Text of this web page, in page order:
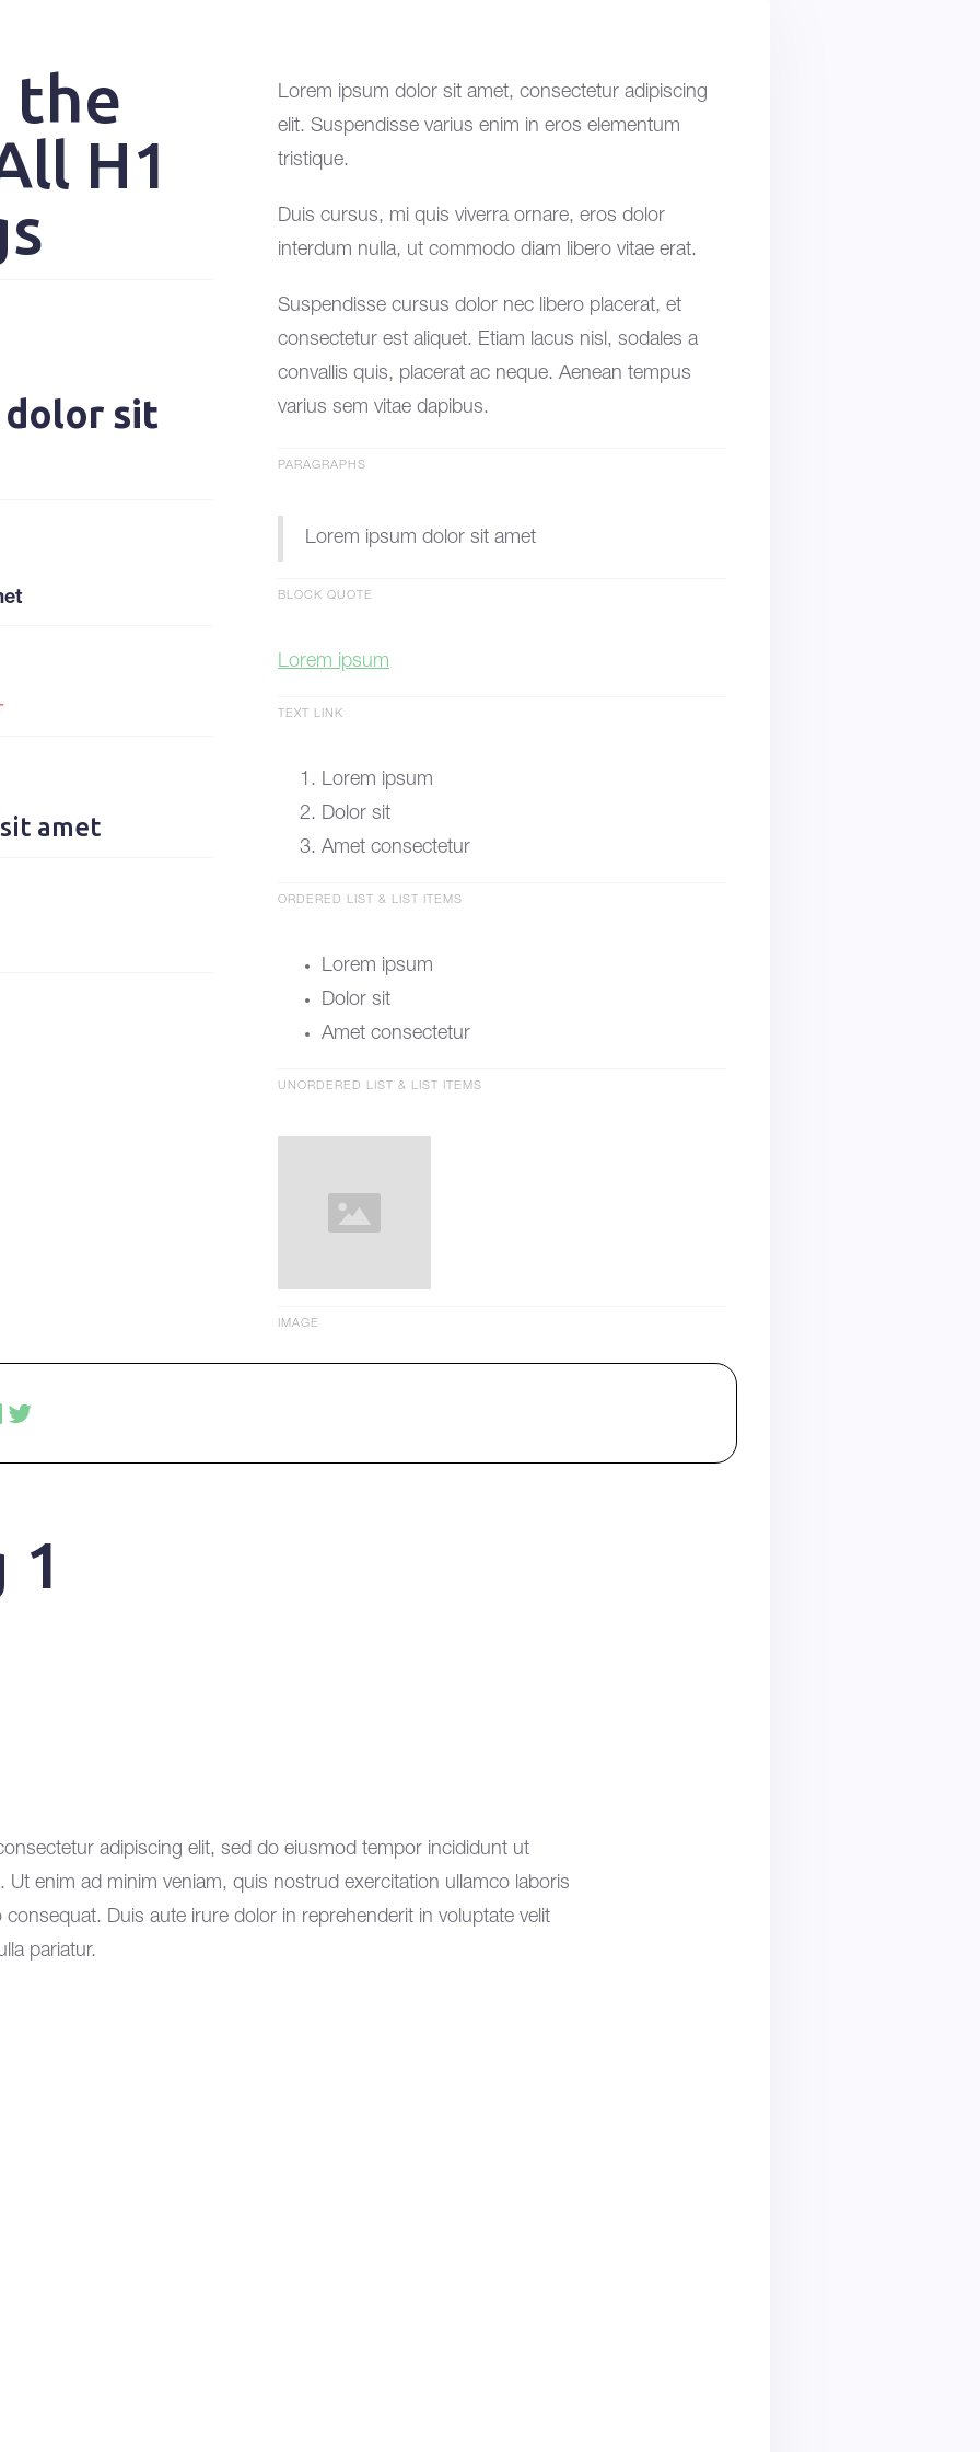
the
H1
dolor sit
amet
Lorem ipsum dolor sit amet, consectetur adipiscing
elit. Suspendisse varius enim in eros elementum
tristique.
Duis cursus, mi quis viverra ornare, eros dolor
interdum nulla, ut commodo diam libero vitae erat.
Suspendisse cursus dolor nec libero placerat, et
consectetur est aliquet. Etiam lacus nisl, sodales a
convallis quis, placerat ac neque. Aenean tempus
varius sem vitae dapibus.
PARAGRAPHS
Lorem ipsum dolor sit amet
BLOCK QUOTE
Lorem ipsum
TEXT LINK
Lorem ipsum
Dolor sit
Amet consectetur
ORDERED LIST & LIST ITEMS
Lorem ipsum
Dolor sit
Amet consectetur
UNORDERED LIST & LIST ITEMS
IMAGE
1
adipiscing elit, sed do eiusmod tempor incididunt ut
Ut enim ad minim veniam, quis nostrud exercitation ullamco laboris
Duis aute irure dolor in reprehenderit in voluptate velit
pariatur.